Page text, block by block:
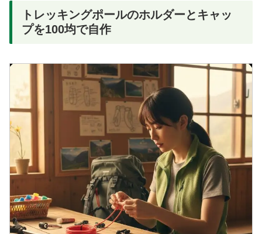
トレッキングポールのホルダーとキャッ
プを100均で自作